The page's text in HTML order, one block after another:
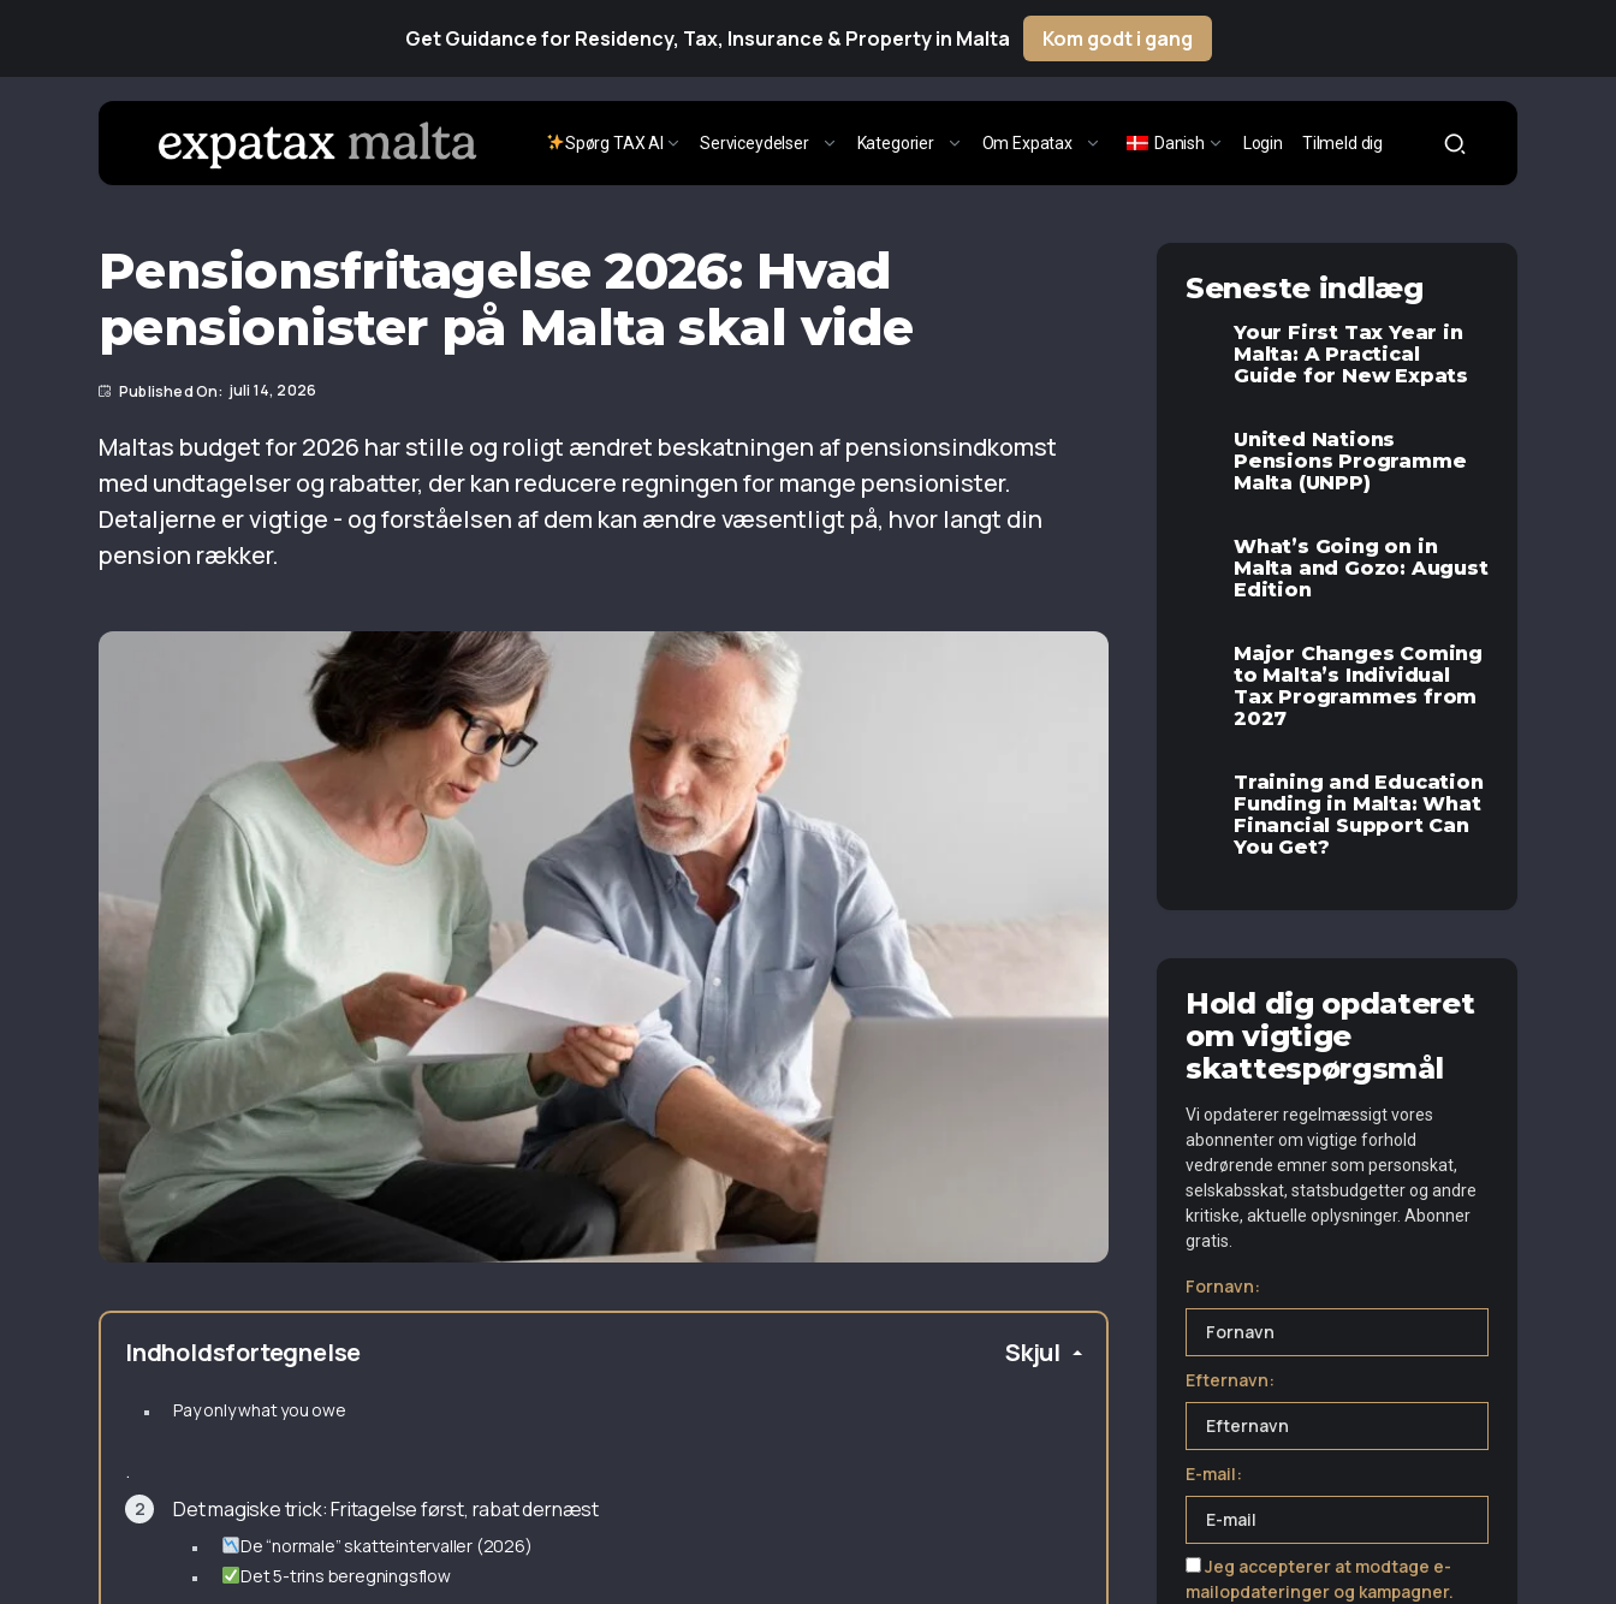
Get Guidance for Residency, Tax, Insurance & Property in Malta Kom godt i gang
Spørg TAX AI Serviceydelser Kategorier Om Expatax Danish Login Tilmeld dig
Pensionsfritagelse 2026: Hvad
pensionister på Malta skal vide
juli 14, 2026
Maltas budget for 2026 har stille og roligt ændret beskatningen af pensionsindkomst
med undtagelser og rabatter, der kan reducere regningen for mange pensionister.
Detaljerne er vigtige - og forståelsen af dem kan ændre væsentligt på, hvor langt din
pension rækker.
Indholdsfortegnelse Skjul
Pay only what you owe
.
Det magiske trick: Fritagelse først, rabat dernæst
De “normale” skatteintervaller (2026)
Det 5-trins beregningsflow
Seneste indlæg
Your First Tax Year in
Malta: A Practical
Guide for New Expats
United Nations
Pensions Programme
Malta (UNPP)
What’s Going on in
Malta and Gozo: August
Edition
Major Changes Coming
to Malta’s Individual
Tax Programmes from
2027
Training and Education
Funding in Malta: What
Financial Support Can
You Get?
Hold dig opdateret
om vigtige
skattespørgsmål
Vi opdaterer regelmæssigt vores
abonnenter om vigtige forhold
vedrørende emner som personskat,
selskabsskat, statsbudgetter og andre
kritiske, aktuelle oplysninger. Abonner
gratis.
Fornavn:
Efternavn:
E-mail:
Jeg accepterer at modtage e-
mailopdateringer og kampagner.